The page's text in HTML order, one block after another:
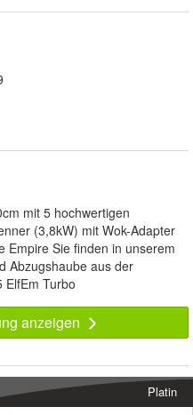
mit 5 hochwertigen
(3,8kW) mit Wok-Adapter
Empire Sie finden in unserem
Abzugshaube aus der
ElfEm Turbo
anzeigen
Platin